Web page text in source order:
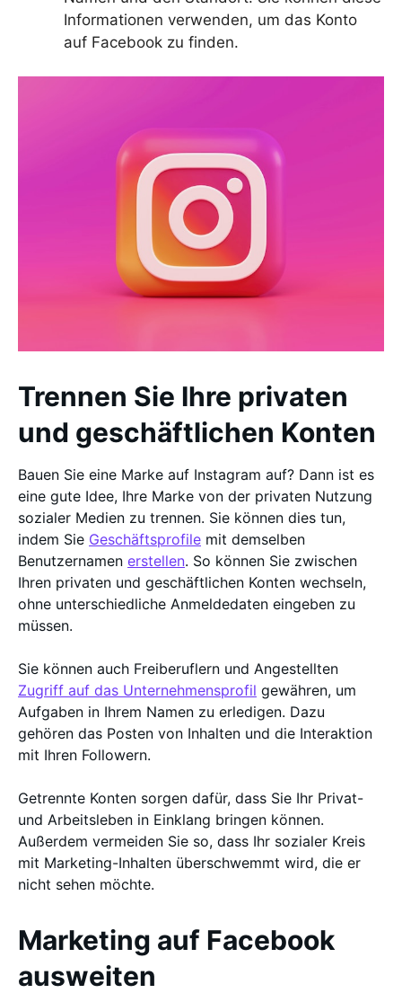
Informationen verwenden, um das Konto
auf Facebook zu finden.
Trennen Sie Ihre privaten
und geschäftlichen Konten
Bauen Sie eine Marke auf Instagram auf? Dann ist es
eine gute Idee, Ihre Marke von der privaten Nutzung
sozialer Medien zu trennen. Sie können dies tun,
indem Sie Geschäftsprofile mit demselben
Benutzernamen erstellen. So können Sie zwischen
Ihren privaten und geschäftlichen Konten wechseln,
ohne unterschiedliche Anmeldedaten eingeben zu
müssen.
Sie können auch Freiberuflern und Angestellten
Zugriff auf das Unternehmensprofil gewähren, um
Aufgaben in Ihrem Namen zu erledigen. Dazu
gehören das Posten von Inhalten und die Interaktion
mit Ihren Followern.
Getrennte Konten sorgen dafür, dass Sie Ihr Privat-
und Arbeitsleben in Einklang bringen können.
Außerdem vermeiden Sie so, dass Ihr sozialer Kreis
mit Marketing-Inhalten überschwemmt wird, die er
nicht sehen möchte.
Marketing auf Facebook
ausweiten